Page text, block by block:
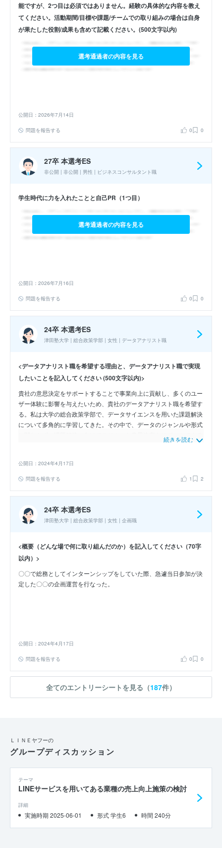
能ですが、2つ目は必須ではありません。経験の具体的な内容を教え
てください。活動期間/目標や課題/チームでの取り組みの場合は自身
が果たした役割/成果も含めて記載ください。(500文字以内)
選考通過者の内容を見る
公開日：2026年7月14日
問題を報告する 0 0
27卒 本選考ES
非公開 | 非公開 | 男性 | ビジネスコンサルタント職
学生時代に力を入れたことと自己PR（1つ目）
選考通過者の内容を見る
公開日：2026年7月16日
問題を報告する 0 0
24卒 本選考ES
津田塾大学 | 総合政策学部 | 女性 | データアナリスト職
<データアナリスト職を希望する理由と、データアナリスト職で実現
したいことを記入してください (500文字以内)>
貴社の意思決定をサポートすることで事業向上に貢献し、多くのユー
ザー体験に影響を与えたいため、貴社のデータアナリスト職を希望す
る。私は大学の総合政策学部で、データサイエンスを用いた課題解決
について多角的に学習してきた。その中で、データのジャンルや形式
データサイエンスの汎用性や有用さに感銘を受けた。この経験から、
日本最大級のユーザー基盤を抱える貴社でデータアナリストとして働
き、多くのユーザー体験に影響を与えることは、大きなやりがいに繋
いき、最短距離で成果を出せるデータアナリストになりたい。そのた
めにはまず、広範な事業領域から蓄積される多様なデータに積極的に
触れたり、新しい技術やツールについて積極的に学んだりすること
ことで、より確実で効率的なデータ分析が行えるようになりたい。
続きを読む
公開日：2024年4月17日
問題を報告する 1 2
24卒 本選考ES
津田塾大学 | 総合政策学部 | 女性 | 企画職
<概要（どんな場で何に取り組んだのか）を記入してください（70字
以内）>
〇〇で総務としてインターンシップをしていた際、急遽当日参加が決
定した〇〇の企画運営を行なった。
公開日：2024年4月17日
問題を報告する 0 0
全てのエントリーシートを見る（187件）
ＬＩＮＥヤフーの
グループディスカッション
テーマ
LINEサービスを用いてある業種の売上向上施策の検討
詳細
実施時期 2025-06-01 形式 学生6 時間 240分